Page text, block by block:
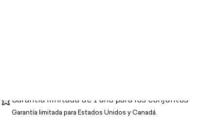
Garantía limitada de 1 año para los conjuntos
Garantía limitada para Estados Unidos y Canadá.